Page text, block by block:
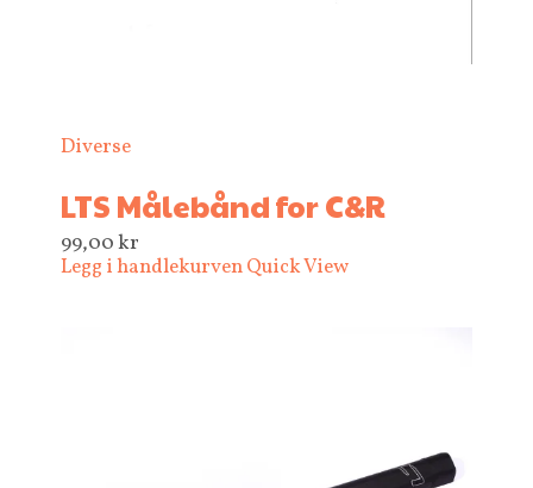
Diverse
LTS Målebånd for C&R
99,00kr
Legg i handlekurvenQuick View